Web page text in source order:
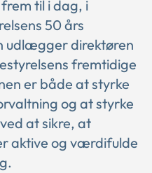
til i dag, i
50 års
udlægger direktøren
fremtidige
er både at styrke
og at styrke
at sikre, at
aktive og værdifulde